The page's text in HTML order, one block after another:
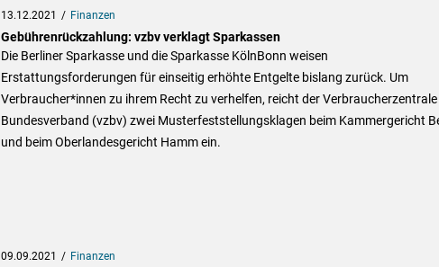
13.12.2021 Finanzen
Gebührenrückzahlung: vzbv verklagt Sparkassen
Die Berliner Sparkasse und die Sparkasse KölnBonn weisen
Erstattungsforderungen für einseitig erhöhte Entgelte bislang zurück. Um
Verbraucher*innen zu ihrem Recht zu verhelfen, reicht der Verbraucherzentrale
Bundesverband (vzbv) zwei Musterfeststellungsklagen beim Kammergericht
und beim Oberlandesgericht Hamm ein.
09.09.2021 Finanzen